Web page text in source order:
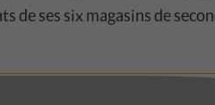
de ses six magasins de